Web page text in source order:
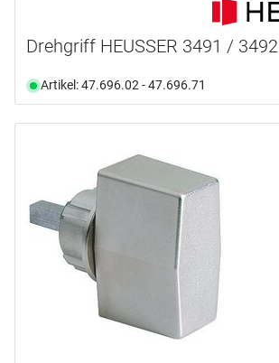
Drehgriff HEUSSER 3491 / 3492
Artikel: 47.696.02 - 47.696.71